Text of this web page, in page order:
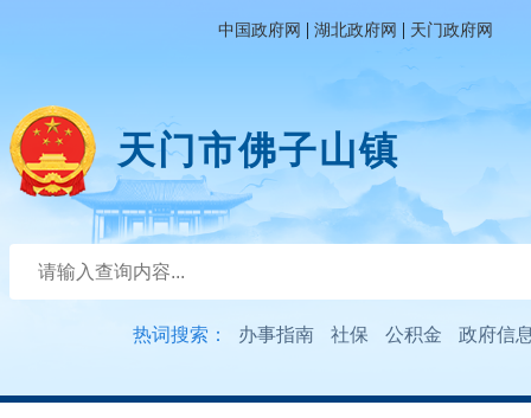
中国政府网 | 湖北政府网 | 天门政府网
天门市佛子山镇
热词搜索： 办事指南 社保 公积金 政府信